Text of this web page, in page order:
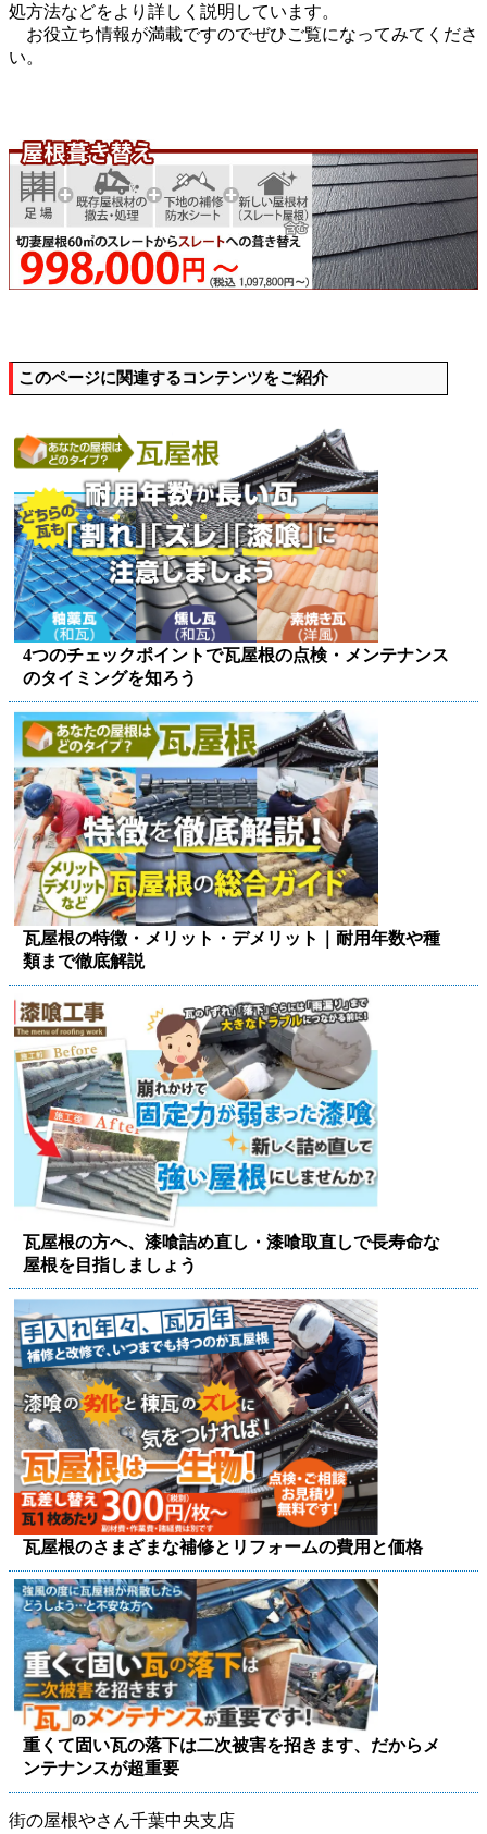
処方法などをより詳しく説明しています。
お役立ち情報が満載ですのでぜひご覧になってみてくださ
い。
このページに関連するコンテンツをご紹介
4つのチェックポイントで瓦屋根の点検・メンテナンス
のタイミングを知ろう
瓦屋根の特徴・メリット・デメリット｜耐用年数や種
類まで徹底解説
瓦屋根の方へ、漆喰詰め直し・漆喰取直しで長寿命な
屋根を目指しましょう
瓦屋根のさまざまな補修とリフォームの費用と価格
重くて固い瓦の落下は二次被害を招きます、だからメ
ンテナンスが超重要
街の屋根やさん千葉中央支店